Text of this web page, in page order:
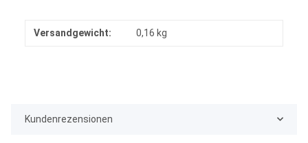
Versandgewicht: 0,16 kg
Kundenrezensionen